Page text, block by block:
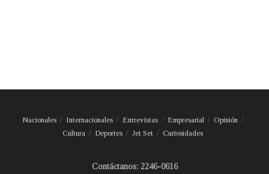
Nacionales Internacionales Entrevistas Empresarial
Opinión
Cultura
Deportes Jet Set Curiosidades
Contáctanos: 2246-0616